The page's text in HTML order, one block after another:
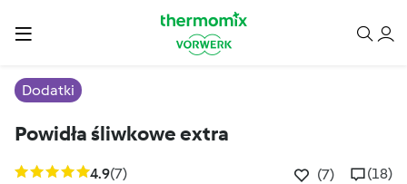
Dodatki
Powidła śliwkowe extra
4.9(7) (7) (18)